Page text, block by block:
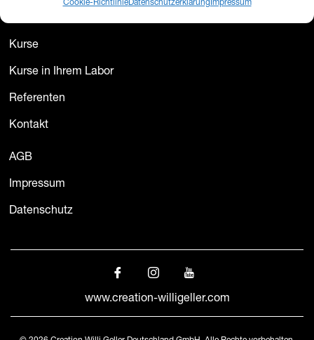
Cookie-RichtlinieDatenschutzerklärungImpressum
Kurse
Kurse in Ihrem Labor
Referenten
Kontakt
AGB
Impressum
Datenschutz
www.creation-willigeller.com